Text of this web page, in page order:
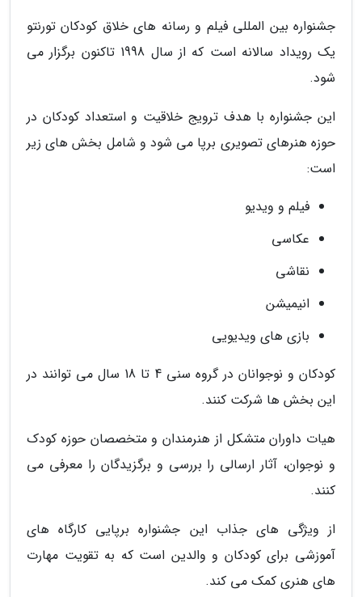
جشنواره بین المللی فیلم و رسانه های خلاق کودکان تورنتو
یک رویداد سالانه است که از سال 1998 تاکنون برگزار می
شود.
این جشنواره با هدف ترویج خلاقیت و استعداد کودکان در
حوزه هنرهای تصویری برپا می شود و شامل بخش های زیر
است:
فیلم و ویدیو
عکاسی
نقاشی
انیمیشن
بازی های ویدیویی
کودکان و نوجوانان در گروه سنی 4 تا 18 سال می توانند در
این بخش ها شرکت کنند.
هیات داوران متشکل از هنرمندان و متخصصان حوزه کودک
و نوجوان، آثار ارسالی را بررسی و برگزیدگان را معرفی می
کنند.
از ویژگی های جذاب این جشنواره برپایی کارگاه های
آموزشی برای کودکان و والدین است که به تقویت مهارت
های هنری کمک می کند.